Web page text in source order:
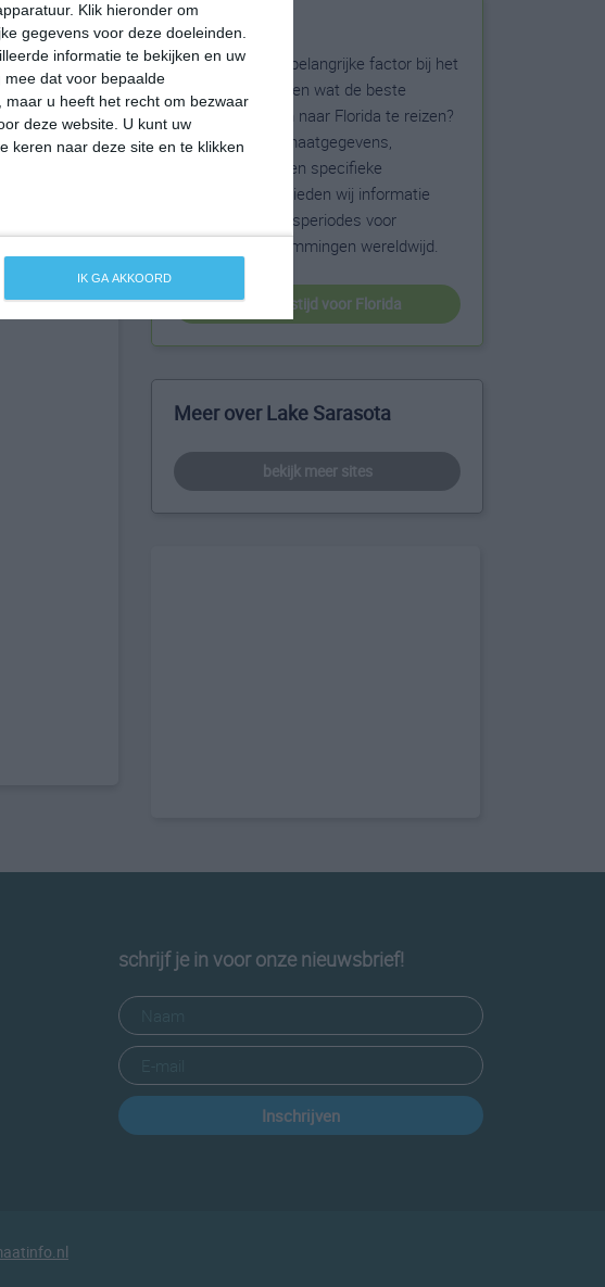
Klik hieronder om
gegevens voor deze doeleinden.
informatie te bekijken en uw
mee dat voor bepaalde
u heeft het recht om bezwaar
deze website. U kunt uw
keren naar deze site en te klikken
IK GA AKKOORD
21:00
ONO 2
Beste reistijd
Het weer is een belangrijke factor bij het
reizen. Wil je weten wat de beste
maanden zijn om naar Florida te reizen?
Op basis van klimaatgegevens,
weersextremen en specifieke
weerinformatie bieden wij informatie
over de beste reisperiodes voor
duizenden bestemmingen wereldwijd.
beste reistijd voor Florida
Meer over Lake Sarasota
bekijk meer sites
schrijf je in voor onze nieuwsbrief!
Inschrijven